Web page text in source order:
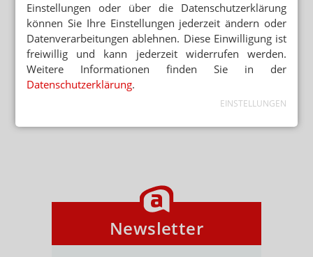
Einstellungen oder über die Datenschutzerklärung
können Sie Ihre Einstellungen jederzeit ändern oder
Datenverarbeitungen ablehnen. Diese Einwilligung ist
freiwillig und kann jederzeit widerrufen werden.
Weitere Informationen finden Sie in der
Datenschutzerklärung.
EINSTELLUNGEN
EURIMPHARM SETZT IMPULSE
IM PULS der Partnerschaft
CITICOLIN UND COENZYM Q10 IM FOKUS
Glaukomtherapie: Ergänzend beraten mit
Newsletter